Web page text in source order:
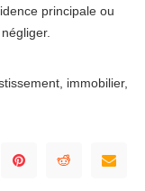
principale ou
immobilier,